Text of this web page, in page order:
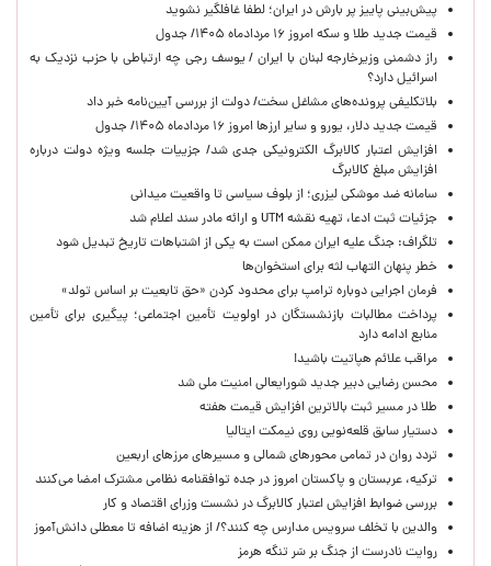
پیش‌بینی پاییز پر بارش در ایران؛ لطفا غافلگیر نشوید
قیمت جدید طلا و سکه امروز ۱۶ مردادماه ۱۴۰۵/ جدول
راز دشمنی وزیرخارجه لبنان با ایران / یوسف رجی چه ارتباطی با حزب نزدیک به
اسرائیل دارد؟
بلاتکلیفی پرونده‌های مشاغل سخت/ دولت از بررسی آیین‌نامه خبر داد
قیمت جدید دلار، یورو و سایر ارزها امروز ۱۶ مردادماه ۱۴۰۵/ جدول
افزایش اعتبار کالابرگ الکترونیکی جدی شد/ جزییات جلسه ویژه دولت درباره
افزایش مبلغ کالابرگ
سامانه ضد موشکی لیزری؛ از بلوف سیاسی تا واقعیت میدانی
جزئیات ثبت ادعا، تهیه نقشه UTM و ارائه مادر سند اعلام شد
تلگراف: جنگ علیه ایران ممکن است به یکی از اشتباهات تاریخ تبدیل شود
خطر پنهان التهاب لثه برای استخوان‌ها
فرمان اجرایی دوباره ترامپ برای محدود کردن «حق تابعیت بر اساس تولد»
پرداخت مطالبات بازنشستگان در اولویت تأمین اجتماعی؛ پیگیری برای تأمین
منابع ادامه دارد
مراقب علائم هپاتیت باشید!
محسن رضایی دبیر جدید شورایعالی امنیت ملی شد
طلا در مسیر ثبت بالاترین افزایش قیمت هفته
دستیار سابق قلعه‌نویی روی نیمکت ایتالیا
تردد روان در تمامی محورهای شمالی و مسیرهای مرزهای اربعین
ترکیه، عربستان و پاکستان امروز در جده توافقنامه نظامی مشترک امضا می‌کنند
بررسی ضوابط افزایش اعتبار کالابرگ در نشست وزرای اقتصاد و کار
والدین با تخلف سرویس مدارس چه کنند؟/ از هزینه اضافه تا معطلی دانش‌آموز
روایت نادرست از جنگ بر سَر تنگه هرمز